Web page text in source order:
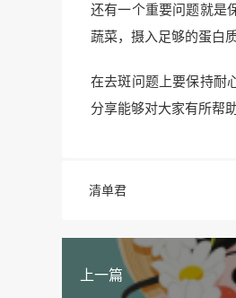
还有一个重要问题就是
蔬菜，摄入足够的蛋白
在去斑问题上要保持耐
分享能够对大家有所帮助
清单君
上一篇